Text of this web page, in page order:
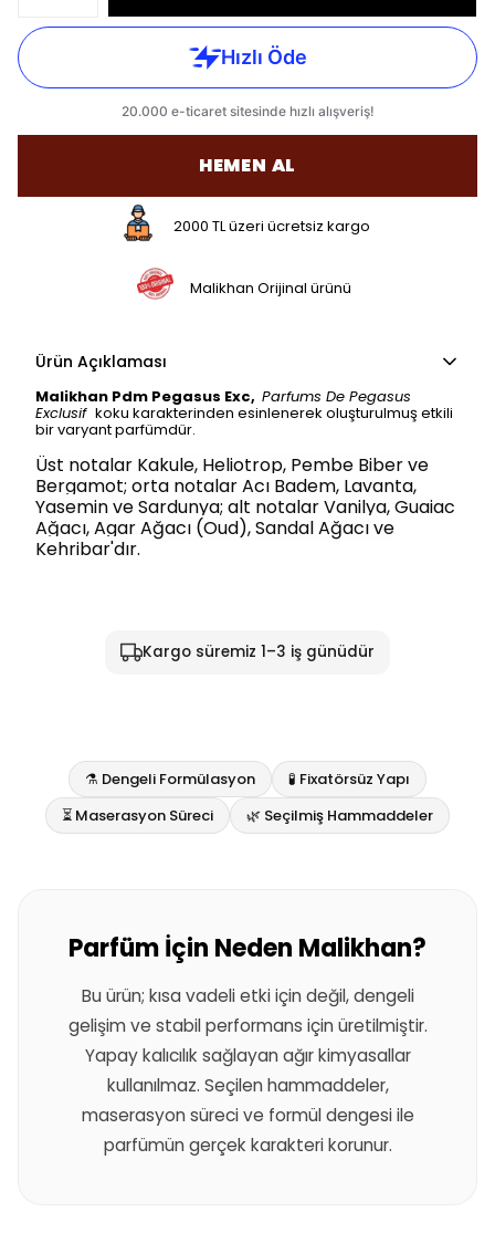
HEMEN AL
2000 TL üzeri ücretsiz kargo
Malikhan Orijinal ürünü
Ürün Açıklaması
Malikhan Pdm Pegasus Exc, Parfums De Pegasus
Exclusif koku karakterinden esinlenerek oluşturulmuş etkili
bir varyant parfümdür.
Üst notalar Kakule, Heliotrop, Pembe Biber ve
Bergamot; orta notalar Acı Badem, Lavanta,
Yasemin ve Sardunya; alt notalar Vanilya, Guaiac
Ağacı, Agar Ağacı (Oud), Sandal Ağacı ve
Kehribar'dır.
Kargo süremiz 1–3 iş günüdür
⚗️ Dengeli Formülasyon
🧪 Fixatörsüz Yapı
⏳ Maserasyon Süreci
🌿 Seçilmiş Hammaddeler
Parfüm İçin Neden Malikhan?
Bu ürün; kısa vadeli etki için değil, dengeli
gelişim ve stabil performans için üretilmiştir.
Yapay kalıcılık sağlayan ağır kimyasallar
kullanılmaz. Seçilen hammaddeler,
maserasyon süreci ve formül dengesi ile
parfümün gerçek karakteri korunur.